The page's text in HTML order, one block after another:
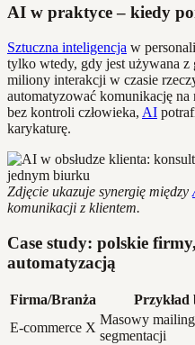
AI w praktyce – kiedy
Sztuczna inteligencja w
tylko wtedy, gdy jest używana z
miliony interakcji w czasie
automatyzować komunikację na
bez kontroli człowieka, AI
karykaturę.
Zdjęcie ukazuje synergię między
komunikacji z klientem.
Case study: polskie
automatyzacją
Firma/Branża Przykład
E-commerce X
Masowy
segmentacji